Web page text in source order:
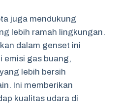
juga mendukung
lebih ramah lingkungan.
dalam genset ini
emisi gas buang,
lebih bersih
Ini memberikan
kualitas udara di